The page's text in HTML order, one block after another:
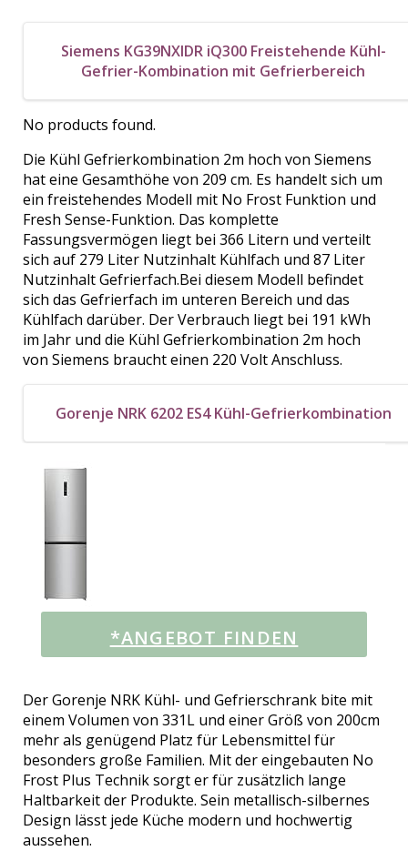
Siemens KG39NXIDR iQ300 Freistehende Kühl-
Gefrier-Kombination mit Gefrierbereich
No products found.
Die Kühl Gefrierkombination 2m hoch von Siemens
hat eine Gesamthöhe von 209 cm. Es handelt sich um
ein freistehendes Modell mit No Frost Funktion und
Fresh Sense-Funktion. Das komplette
Fassungsvermögen liegt bei 366 Litern und verteilt
sich auf 279 Liter Nutzinhalt Kühlfach und 87 Liter
Nutzinhalt Gefrierfach.Bei diesem Modell befindet
sich das Gefrierfach im unteren Bereich und das
Kühlfach darüber. Der Verbrauch liegt bei 191 kWh
im Jahr und die Kühl Gefrierkombination 2m hoch
von Siemens braucht einen 220 Volt Anschluss.
Gorenje NRK 6202 ES4 Kühl-Gefrierkombination
*ANGEBOT FINDEN
Der Gorenje NRK Kühl- und Gefrierschrank bite mit
einem Volumen von 331L und einer Größ von 200cm
mehr als genügend Platz für Lebensmittel für
besonders große Familien. Mit der eingebauten No
Frost Plus Technik sorgt er für zusätzlich lange
Haltbarkeit der Produkte. Sein metallisch-silbernes
Design lässt jede Küche modern und hochwertig
aussehen.